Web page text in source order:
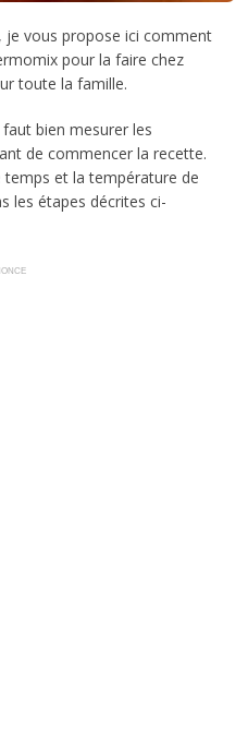
je vous propose ici comment
pour la faire chez
toute la famille.
bien mesurer les
de commencer la recette.
et la température de
les étapes décrites ci-